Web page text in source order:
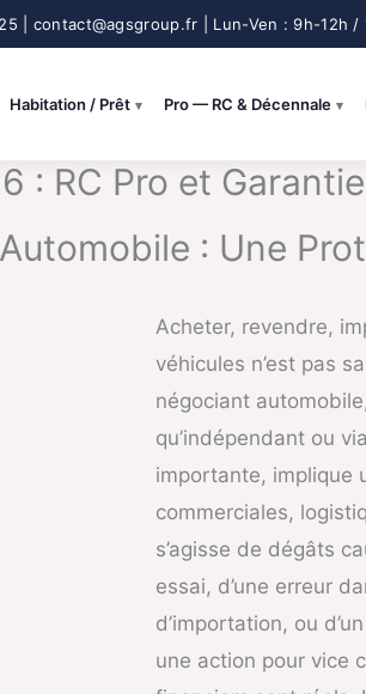
Habitation / Prêt Pro — RC & Décennale
: RC Pro et
: Une
Acheter, revendre,
véhicules n’est pas
négociant
qu’indépendant ou
importante, implique
commerciales,
s’agisse de dégâts
essai, d’une erreur
d’importation, ou
une action pour vice